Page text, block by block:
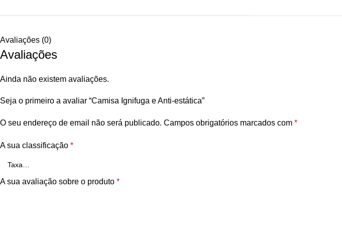
Avaliações (0)
Avaliações
Ainda não existem avaliações.
Seja o primeiro a avaliar “Camisa Ignifuga e Anti-estática”
O seu endereço de email não será publicado. Campos obrigatórios marcados com *
A sua classificação *
A sua avaliação sobre o produto *